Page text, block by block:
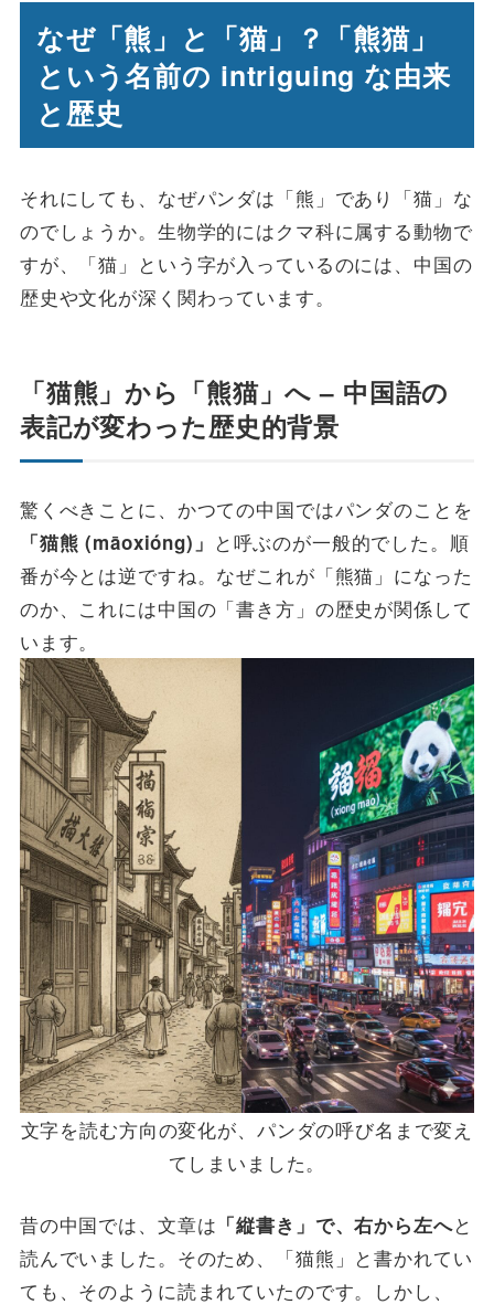
なぜ「熊」と「猫」？「熊猫」
という名前の intriguing な由来
と歴史
それにしても、なぜパンダは「熊」であり「猫」な
のでしょうか。生物学的にはクマ科に属する動物で
すが、「猫」という字が入っているのには、中国の
歴史や文化が深く関わっています。
「猫熊」から「熊猫」へ – 中国語の
表記が変わった歴史的背景
驚くべきことに、かつての中国ではパンダのことを
「猫熊 (māoxióng)」 と呼ぶのが一般的でした。順
番が今とは逆ですね。なぜこれが「熊猫」になった
のか、これには中国の「書き方」の歴史が関係して
います。
文字を読む方向の変化が、パンダの呼び名まで変え
てしまいました。
昔の中国では、文章は 「縦書き」で、右から左へと
読んでいました。そのため、「猫熊」と書かれてい
ても、そのように読まれていたのです。しかし、